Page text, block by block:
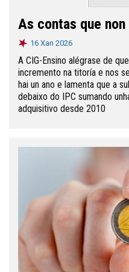
As contas que
16 Xan 2026
A CIG-Ensino alégrase de
incremento na titoría e nos
hai un ano e lamenta que a
debaixo do IPC sumando
adquisitivo desde 2010